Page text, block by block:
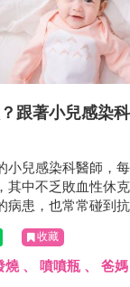
跟著小兒感染
小兒感染科醫師，
其中不乏敗血性休
病患，也常常碰到
周極度早產兒的爸
」，可是兩個寶寶
寶寶嗎？那我平常
收藏
燒、 噴噴瓶 、 爸媽